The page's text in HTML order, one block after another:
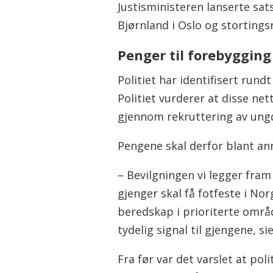
Justisministeren lanserte
Bjørnland i Oslo og
Penger til forebygging
Politiet har identifisert
Politiet vurderer at disse
gjennom rekruttering av
Pengene skal derfor blant
– Bevilgningen vi legger
gjenger skal få fotfeste i
beredskap i prioriterte
tydelig signal til gjengene,
Fra før var det varslet at